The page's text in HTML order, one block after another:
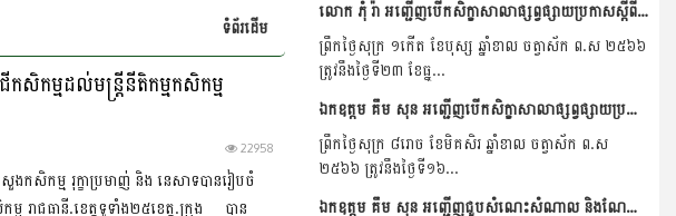
ទំព័រដើម
កសិកម្មដល់មន្រ្តីនីតិកម្មកសិកម្ម
22958
សួងកសិកម្ម រុក្ខាប្រមាញ់ និង នេសាទបានរៀបចំ
ម រាជធានី.ខេត្តទូទាំង២៥ខេត្ត.ក្រុង បាន
លោក ភុំ រ៉ា អញ្ជើញបើកសិក្ខាសាលាផ្សព្វផ្សាយប្រកាសស្តីពីគោលការណ៍ណែនាំសម្រាប់ស្លាកសញ្ញាព័ត៌មានថ្នាំកសិកម្ម និងគំរូស្លាកសញ្ញាព័ត៌មានថ្នាំកសិកម្ម និងការប្រើប្រាស់ប្រព័ន្ធ...
ព្រឹកថ្ងៃសុក្រ ១កើត ខែបុស្ស ឆ្នាំខាល ចត្វាស័ក ព.ស ២៥៦៦
ត្រូវនឹងថ្ងៃទី២៣ ខែធ្នូ...
ឯកឧត្តម គឹម សុន អញ្ជើញបើកសិក្ខាសាលាផ្សព្វផ្សាយប្រកាសស្តីពីគោលការណ៍ណែនាំសម្រាប់ស្លាកសញ្ញាព័ត៌មានថ្នាំកសិកម្ម និងគំរូស្លាកសញ្ញាព័ត៌មានថ្នាំកសិកម្ម និងការប្រើប្រាស់ប្រព័ន្ធ...
ព្រឹកថ្ងៃសុក្រ ៨រោច ខែមិគសិរ ឆ្នាំខាល ចត្វាស័ក ព.ស
២៥៦៦ ត្រូវនឹងថ្ងៃទី១៦...
ឯកឧត្តម គឹម សុន អញ្ជើញជួបសំណេះសំណាល និងណែនាំការងារដល់ថ្នាក់ដឹកនាំ និងមន្រ្តីរាជការនាយកដ្ឋាននីតិកម្មកសិកម្ម ។